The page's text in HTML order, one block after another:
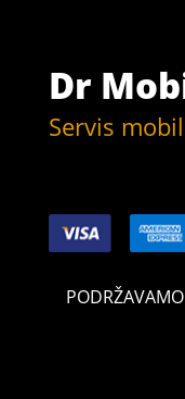
Dr
Servis